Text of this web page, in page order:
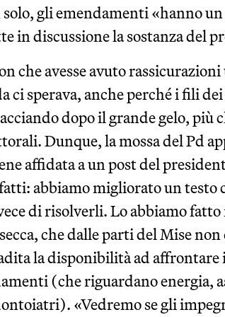
gli emendamenti «hanno
in discussione la sostanza del
che avesse avuto
ci sperava, anche perché i fili
dopo il grande gelo, più
Dunque, la mossa del Pd
affidata a un post del
abbiamo migliorato un testo
di risolverli. Lo abbiamo
che dalle parti del Mise
la disponibilità ad
(che riguardano energia,
«Vedremo se gli